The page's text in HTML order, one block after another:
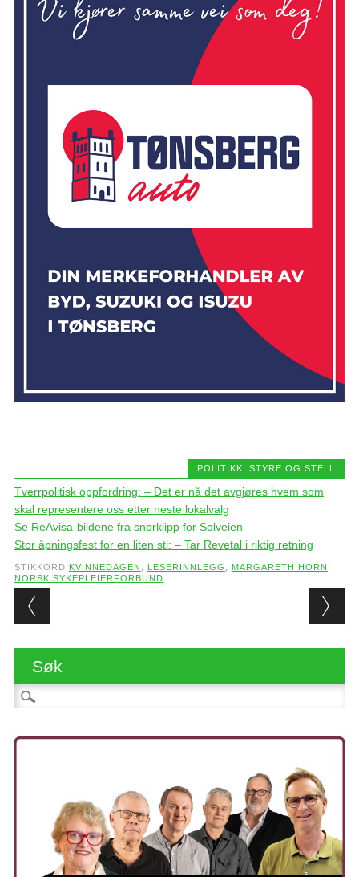
POLITIKK, STYRE OG STELL
Tverrpolitisk oppfordring: – Det er nå det avgjøres hvem som
skal representere oss etter neste lokalvalg
Se ReAvisa-bildene fra snorklipp for Solveien
Stor åpningsfest for en liten sti: – Tar Revetal i riktig retning
STIKKORD KVINNEDAGEN , LESERINNLEGG , MARGARETH HORN ,
NORSK SYKEPLEIERFORBUND
Post navigation
Søk
Søk etter: